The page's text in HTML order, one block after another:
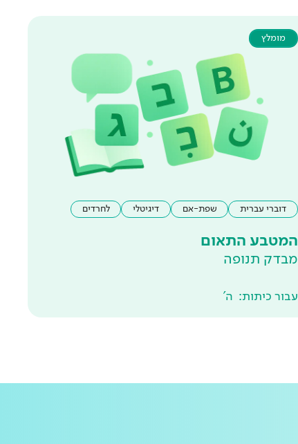
מומלץ
דוברי עברית שפת-אם דיגיטלי לחרדים
המטבע התאום
מבדק תנופה
עבור כיתות: ה'